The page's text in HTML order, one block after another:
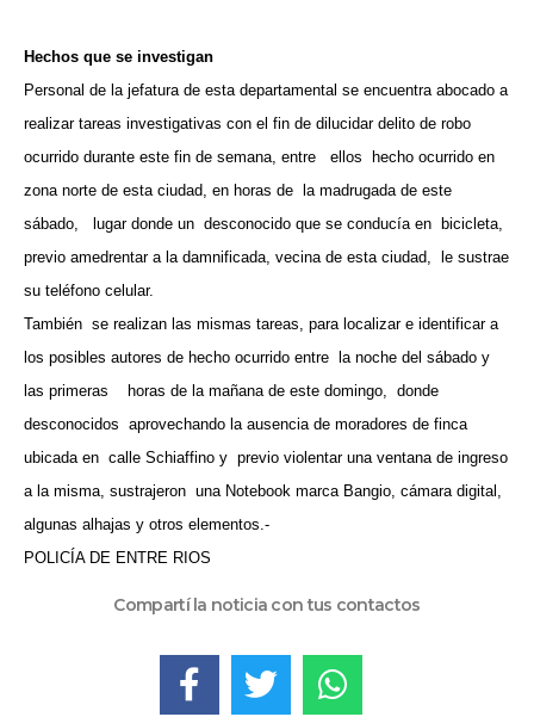
Hechos que se investigan
Personal de la jefatura de esta departamental se encuentra abocado a
realizar tareas investigativas con el fin de dilucidar delito de robo
ocurrido durante este fin de semana, entre
ellos
hecho ocurrido en
zona norte de esta ciudad, en horas de
la madrugada de este
sábado,
lugar donde un desconocido que se conducía en
bicicleta,
previo amedrentar a la damnificada, vecina de esta ciudad,
le sustrae
su teléfono celular.
También se realizan las mismas tareas, para localizar e identificar a
los posibles autores de hecho ocurrido entre
la noche del sábado y
las primeras
horas de la mañana de este domingo, donde
desconocidos aprovechando la ausencia de moradores de finca
ubicada en calle Schiaffino y previo violentar una ventana de ingreso
a la misma, sustrajeron una Notebook marca Bangio, cámara digital,
algunas alhajas y otros elementos.-
POLICÍA DE ENTRE RIOS
Compartí la noticia con tus contactos